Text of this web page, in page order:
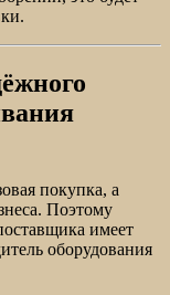
покупка, а
Поэтому
имеет
оборудования